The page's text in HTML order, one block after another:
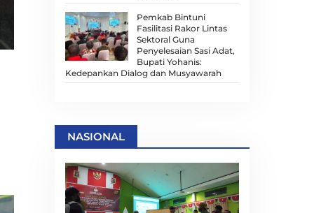
Pemkab Bintuni
Fasilitasi Rakor Lintas
Sektoral Guna
Penyelesaian Sasi Adat,
Bupati Yohanis:
Kedepankan Dialog dan Musyawarah
NASIONAL